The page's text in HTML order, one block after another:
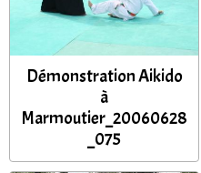
Démonstration Aikido
à
Marmoutier_20060628
_075